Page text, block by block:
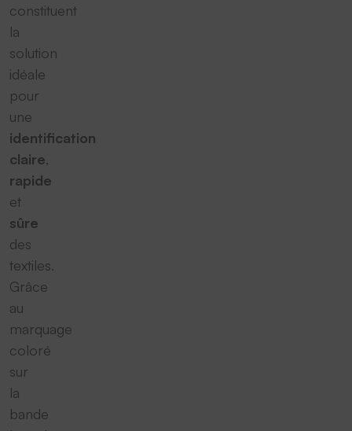
constituent
la
solution
idéale
pour
une
identification
claire,
rapide
et
sûre
des
textiles.
Grâce
au
marquage
coloré
sur
la
bande